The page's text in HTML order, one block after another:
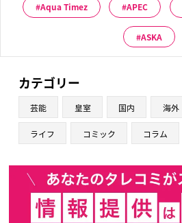
Aqua Timez APEC
ASKA
カテゴリー
芸能 皇室 国内 海外
ライフ コミック コラム